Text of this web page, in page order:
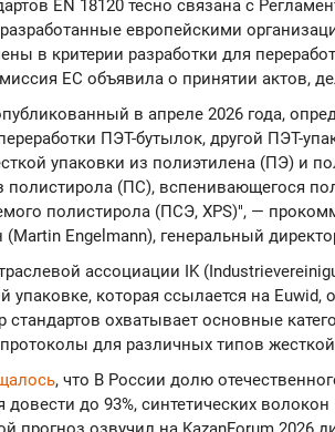
EN 18120 тесно связана с
европейскими
в критерии разработки для
ЕС объявила о принятии актов,
в апреле 2026 года,
ПЭТ-бутылок, другой ПЭТ-
упаковки из полиэтилена (ПЭ) и
полистирола (ПС), вспенивающегося
полистирола (ПСЭ, XPS)", —
Engelmann), генеральный
ассоциации IK
упаковке, которая ссылается на
стандартов охватывает основные
для различных типов
, что В России долю
довести до 93%, синтетических